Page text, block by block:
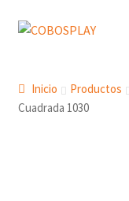
Ir
navegación
Ir
INICIO
PRODUCTOS
Inicio Productos
Cuadrada 1030